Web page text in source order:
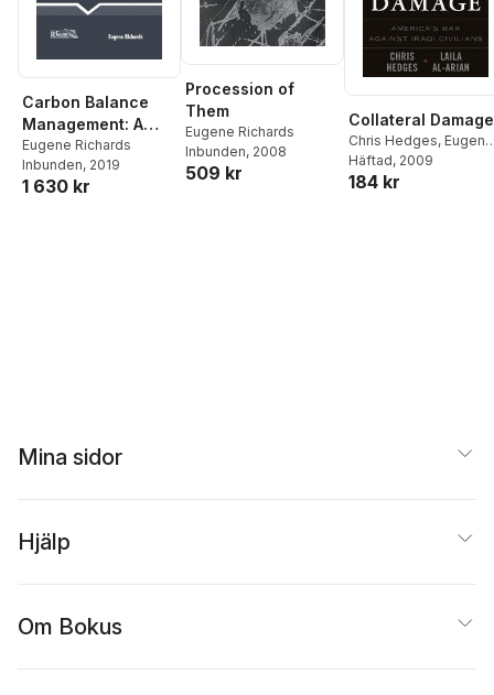
Carbon Balance
Management: A
Critical
Environmental
Approach
Eugene Richards
Inbunden, 2019
1 630 kr
Procession of
Them
Eugene Richards
Inbunden, 2008
509 kr
Collateral Damage
Chris Hedges, Eugene
Richards,Laila Al-Arian
Häftad, 2009
184 kr
Mina sidor
Hjälp
Om Bokus